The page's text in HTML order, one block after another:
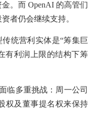
。而 OpenAI 的高管们
者仍会继续支持。
统营利实体是“筹集巨
有利润上限的结构下筹
临多重挑战：周一公司
权及董事提名权来保持